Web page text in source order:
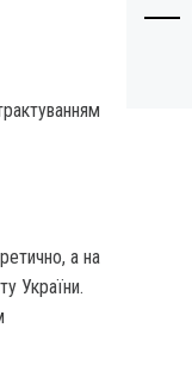
а на
України.